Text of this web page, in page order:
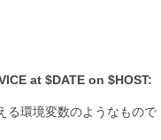
at $DATE on $HOST:
る環境変数のようなもので